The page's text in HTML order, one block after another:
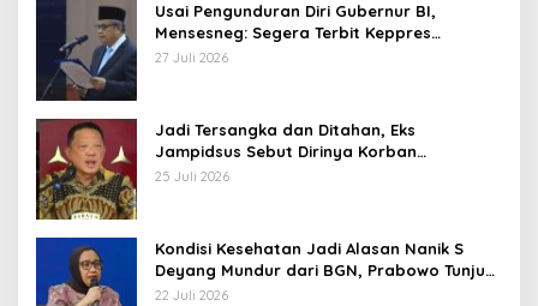
Usai Pengunduran Diri Gubernur BI,
Mensesneg: Segera Terbit Keppres
Pemberhentian dengan Hormat
27 Juli 2026
Jadi Tersangka dan Ditahan, Eks
Jampidsus Sebut Dirinya Korban
Kriminalisasi
25 Juli 2026
Kondisi Kesehatan Jadi Alasan Nanik S
Deyang Mundur dari BGN, Prabowo Tunjuk
Wamentan Sudaryono
22 Juli 2026